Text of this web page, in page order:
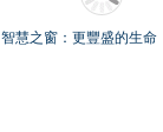
智慧之窗：更豐盛的生命